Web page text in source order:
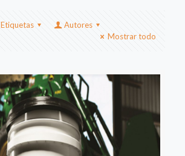
Etiquetas
Autores
Mostrar todo